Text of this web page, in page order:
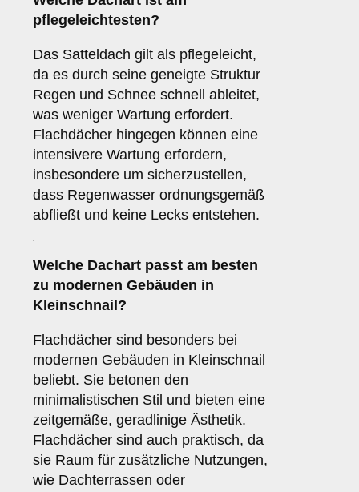
pflegeleichtesten?
Das Satteldach gilt als pflegeleicht,
da es durch seine geneigte Struktur
Regen und Schnee schnell ableitet,
was weniger Wartung erfordert.
Flachdächer hingegen können eine
intensivere Wartung erfordern,
insbesondere um sicherzustellen,
dass Regenwasser ordnungsgemäß
abfließt und keine Lecks entstehen.
Welche Dachart passt am besten
zu modernen Gebäuden in
Kleinschnail?
Flachdächer sind besonders bei
modernen Gebäuden in Kleinschnail
beliebt. Sie betonen den
minimalistischen Stil und bieten eine
zeitgemäße, geradlinige Ästhetik.
Flachdächer sind auch praktisch, da
sie Raum für zusätzliche Nutzungen,
wie Dachterrassen oder